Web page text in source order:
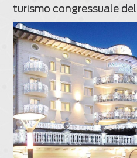
turismo congressuale